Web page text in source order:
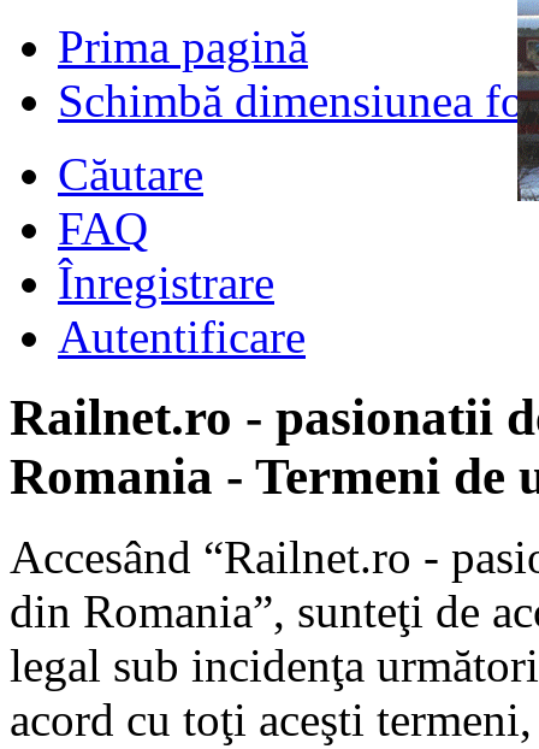
Prima pagină
Schimbă dimensiunea
Căutare
FAQ
Înregistrare
Autentificare
Railnet.ro - pasionatii
Romania - Termeni de
Accesând “Railnet.ro -
din Romania”, sunteţi de
legal sub incidenţa
acord cu toţi aceşti